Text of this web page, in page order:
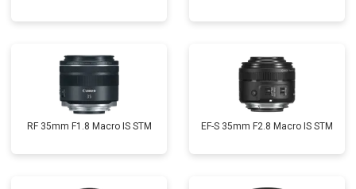
RF 35mm F1.8 Macro IS STM EF-S 35mm F2.8 Macro IS STM